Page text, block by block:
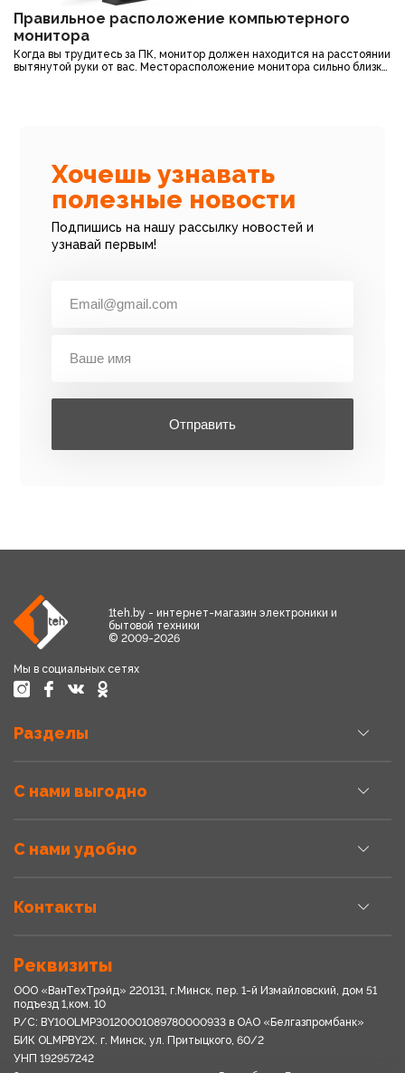
Правильное расположение компьютерного
монитора
Когда вы трудитесь за ПК, монитор должен находится на расстоянии
вытянутой руки от вас. Месторасположение монитора сильно близко
Хочешь узнавать
полезные новости
Подпишись на нашу рассылку новостей и
узнавай первым!
Отправить
1teh.by - интернет-магазин электроники и
бытовой техники
© 2009-2026
Мы в социальных сетях
Разделы
С нами выгодно
С нами удобно
Контакты
Реквизиты
ООО «ВанТехТрэйд» 220131, г.Минск, пер. 1-й Измайловский, дом 51
подъезд 1,ком. 10
Р/С: BY10OLMP30120001089780000933 в OАО «Белгазпромбанк»
БИК OLMPBY2X. г. Минск, ул. Притыцкого, 60/2
УНП 192957242